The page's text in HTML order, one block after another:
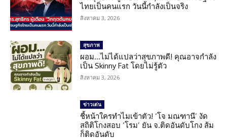
ไทยเป็นคนแรก วันนี้กำลังเป็นจริง
สิงหาคม 3, 2026
สุขภาพ
ผอม…ไม่ได้แปลว่าสุขภาพดี! คุณอาจกำลัง
เป็น Skinny Fat โดยไม่รู้ตัว
สิงหาคม 3, 2026
ข่าวเด่น
ชี้หน้าใครทำไมเข้าตัว! ‘โจ มณฑานี’ งัด
สถิติโกงสอบ ‘โรม’ ยัน จ.ติดอันดับโกง ส้ม
ก็ติดอันดับ